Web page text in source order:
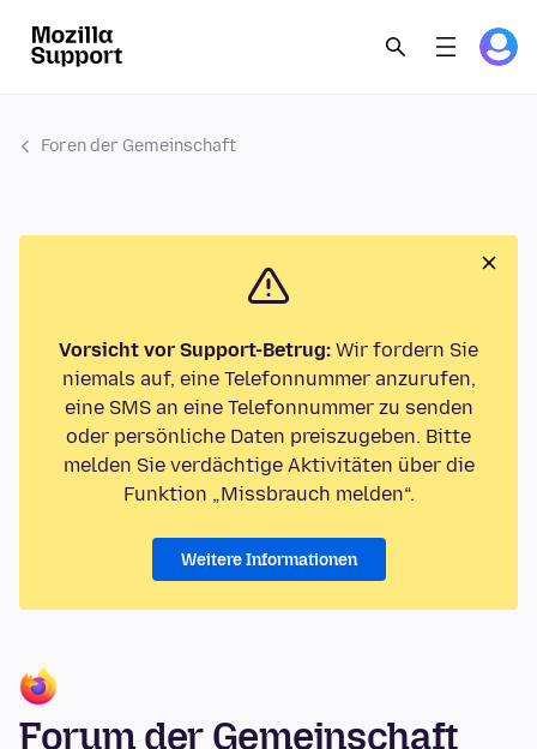
Foren der Gemeinschaft
Vorsicht vor Support-Betrug: Wir fordern Sie
niemals auf, eine Telefonnummer anzurufen,
eine SMS an eine Telefonnummer zu senden
oder persönliche Daten preiszugeben. Bitte
melden Sie verdächtige Aktivitäten über die
Funktion „Missbrauch melden“.
Weitere Informationen
Forum der Gemeinschaft